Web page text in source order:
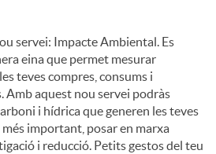
servei: Impacte Ambiental. Es
eina que permet mesurar
teves compres, consums i
Amb aquest nou servei podràs
i hídrica que generen les teves
important, posar en marxa
i reducció. Petits gestos del teu